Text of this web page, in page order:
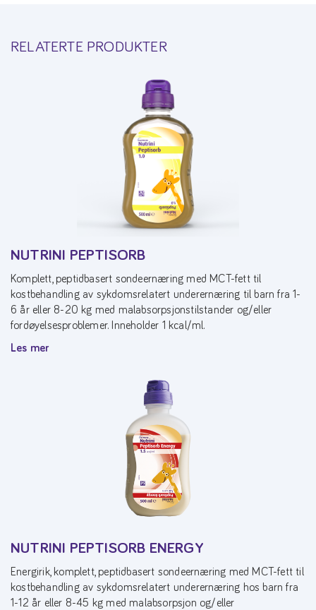
RELATERTE PRODUKTER
NUTRINI PEPTISORB
Komplett, peptidbasert sondeernæring med MCT-fett til
kostbehandling av sykdomsrelatert underernæring til barn fra 1-
6 år eller 8-20 kg med malabsorpsjonstilstander og/eller
fordøyelsesproblemer. Inneholder 1 kcal/ml.
Les mer
NUTRINI PEPTISORB ENERGY
Energirik, komplett, peptidbasert sondeernæring med MCT-fett til
kostbehandling av sykdomsrelatert underernæring hos barn fra
1-12 år eller 8-45 kg med malabsorpsjon og/eller